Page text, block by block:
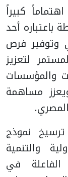
كبيراً
باعتباره أحد
وتوفير فرص
لتعزيز
والمؤسسات
مساهمة
نموذج
والتنمية
في